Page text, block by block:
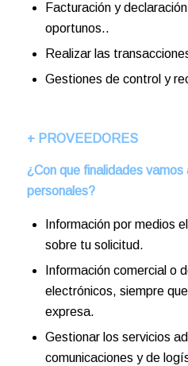
Facturación y
oportunos..
Realizar las
Gestiones de control y
+ PROVEEDORES
¿Con que finalidades
personales?
Información por medios
sobre tu solicitud.
Información comercial o
electrónicos, siempre
expresa.
Gestionar los servicios
comunicaciones y de